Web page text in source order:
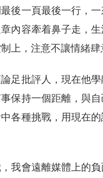
後一頁最後一行，
內容牽着鼻子走，
上，注意不讓情緒肆
足批評人，現在他
保持一個距離，與
各種挑戰，用現在
我會遠離媒體上的